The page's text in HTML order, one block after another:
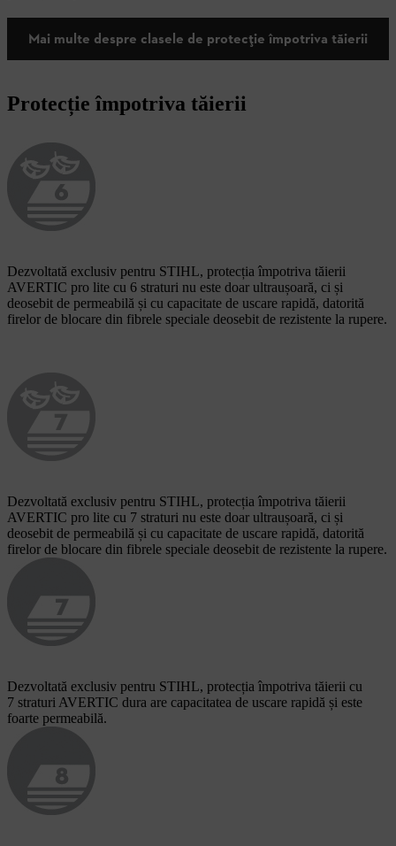
Mai multe despre clasele de protecție împotriva tăierii
Protecție împotriva tăierii
Dezvoltată exclusiv pentru STIHL, protecția împotriva tăierii
AVERTIC pro lite cu 6 straturi nu este doar ultraușoară, ci și
deosebit de permeabilă și cu capacitate de uscare rapidă, datorită
firelor de blocare din fibrele speciale deosebit de rezistente la rupere.
Dezvoltată exclusiv pentru STIHL, protecția împotriva tăierii
AVERTIC pro lite cu 7 straturi nu este doar ultraușoară, ci și
deosebit de permeabilă și cu capacitate de uscare rapidă, datorită
firelor de blocare din fibrele speciale deosebit de rezistente la rupere.
Dezvoltată exclusiv pentru STIHL, protecția împotriva tăierii cu
7 straturi AVERTIC dura are capacitatea de uscare rapidă și este
foarte permeabilă.